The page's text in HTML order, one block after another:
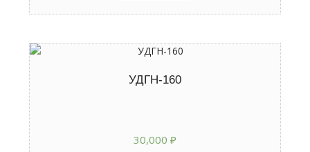
УДГН-160
30,000 ₽